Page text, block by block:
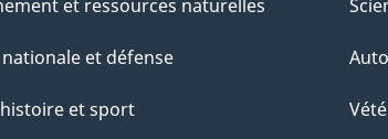
et ressources naturelles
et défense
et sport